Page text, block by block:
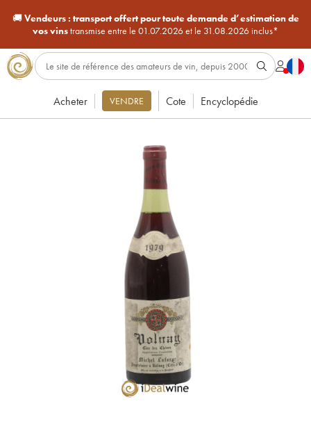
🚚Vendeurs : transport offert pour toute demande d’estimation de
vos vinstransmise entre le 01.07.2026 et le 31.08.2026 inclus*
Acheter VENDRE Cote Encyclopédie